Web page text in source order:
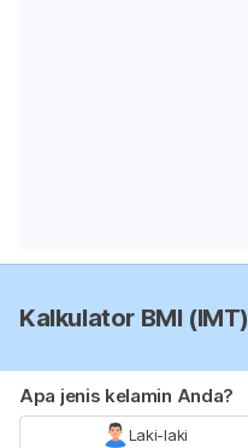
Kalkulator BMI (IMT)
Apa jenis kelamin Anda?
Laki-laki